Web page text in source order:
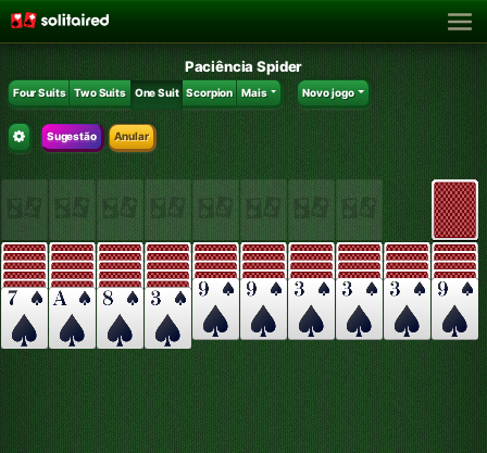
Paciência Spider
Four Suits Two Suits One Suit Scorpion Mais Novo jogo
Sugestão Anular